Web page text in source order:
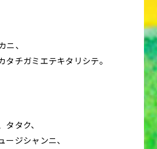
ニ、
チガミエテキタリシテ。
タク、
ジシャンニ、